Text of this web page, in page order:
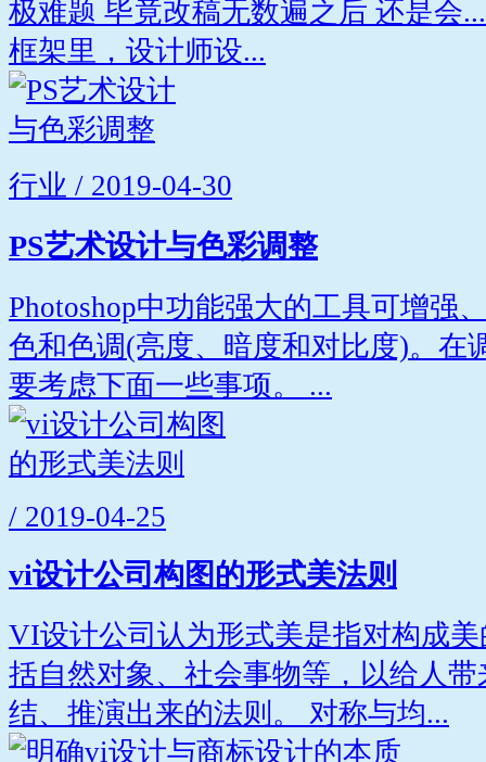
极难题 毕竟改稿无数遍之后 还是会
框架里，设计师设...
行业 / 2019-04-30
PS艺术设计与色彩调整
Photoshop中功能强大的工具可增强
色和色调(亮度、暗度和对比度)。在
要考虑下面一些事项。 ...
/ 2019-04-25
vi设计公司构图的形式美法则
VI设计公司认为形式美是指对构成
括自然对象、社会事物等，以给人
结、推演出来的法则。 对称与均...